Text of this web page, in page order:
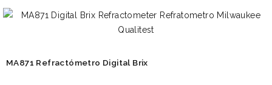
MA871 Refractómetro Digital Brix